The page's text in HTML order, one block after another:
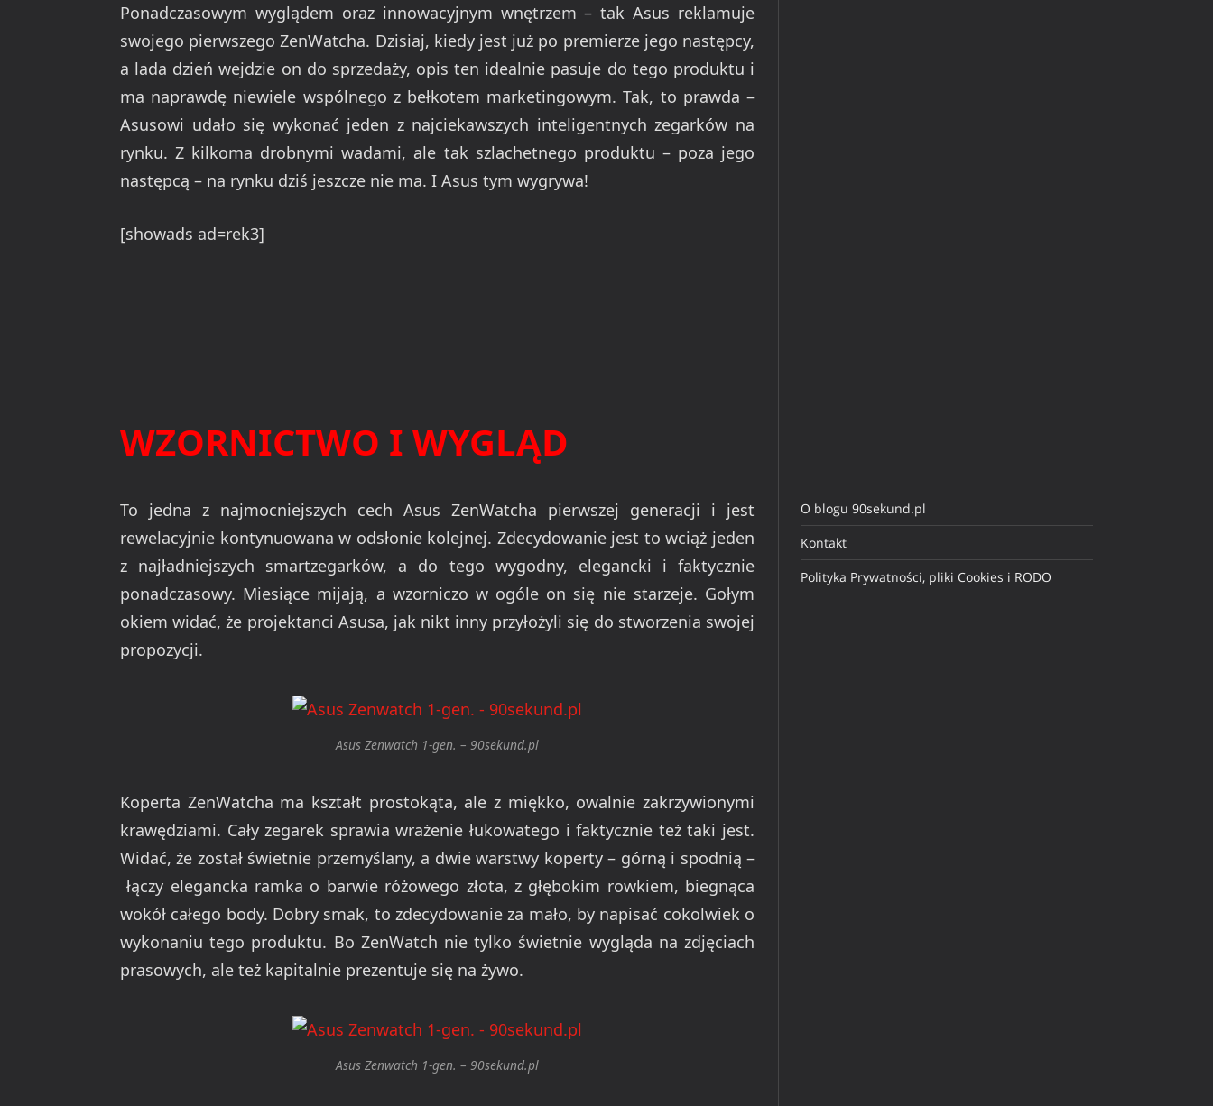
Ponadczasowym wyglądem oraz innowacyjnym wnętrzem – tak Asus reklamuje
swojego pierwszego ZenWatcha. Dzisiaj, kiedy jest już po premierze jego następcy,
a lada dzień wejdzie on do sprzedaży, opis ten idealnie pasuje do tego produktu i
ma naprawdę niewiele wspólnego z bełkotem marketingowym. Tak, to prawda –
Asusowi udało się wykonać jeden z najciekawszych inteligentnych zegarków na
rynku. Z kilkoma drobnymi wadami, ale tak szlachetnego produktu – poza jego
następcą – na rynku dziś jeszcze nie ma. I Asus tym wygrywa!
[showads ad=rek3]
WZORNICTWO I WYGLĄD
To jedna z najmocniejszych cech Asus ZenWatcha pierwszej generacji i jest
rewelacyjnie kontynuowana w odsłonie kolejnej. Zdecydowanie jest to wciąż jeden
z najładniejszych smartzegarków, a do tego wygodny, elegancki i faktycznie
ponadczasowy. Miesiące mijają, a wzorniczo w ogóle on się nie starzeje. Gołym
okiem widać, że projektanci Asusa, jak nikt inny przyłożyli się do stworzenia swojej
propozycji.
Asus Zenwatch 1-gen. – 90sekund.pl
Koperta ZenWatcha ma kształt prostokąta, ale z miękko, owalnie zakrzywionymi
krawędziami. Cały zegarek sprawia wrażenie łukowatego i faktycznie też taki jest.
Widać, że został świetnie przemyślany, a dwie warstwy koperty – górną i spodnią –
łączy elegancka ramka o barwie różowego złota, z głębokim rowkiem, biegnąca
wokół całego body. Dobry smak, to zdecydowanie za mało, by napisać cokolwiek o
wykonaniu tego produktu. Bo ZenWatch nie tylko świetnie wygląda na zdjęciach
prasowych, ale też kapitalnie prezentuje się na żywo.
Asus Zenwatch 1-gen. – 90sekund.pl
O blogu 90sekund.pl
Kontakt
Polityka Prywatności, pliki Cookies i RODO